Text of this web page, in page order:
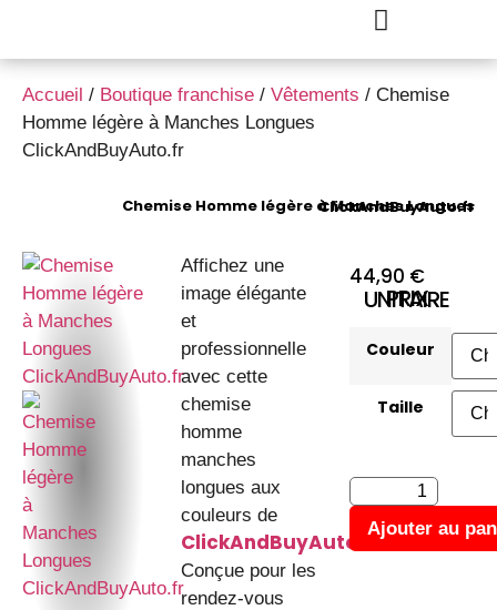
Accueil / Boutique franchise / Vêtements / Chemise
Homme légère à Manches Longues
ClickAndBuyAuto.fr
Chemise Homme légère à Manches Longues ClickAndBuyAuto.fr
Affichez une
image élégante
et
professionnelle
avec cette
chemise
homme
manches
longues aux
couleurs de
ClickAndBuyAuto.fr.
Conçue pour les
rendez-vous
44,90 €
PRIX UNITAIRE
Couleur
Taille
Ajouter au